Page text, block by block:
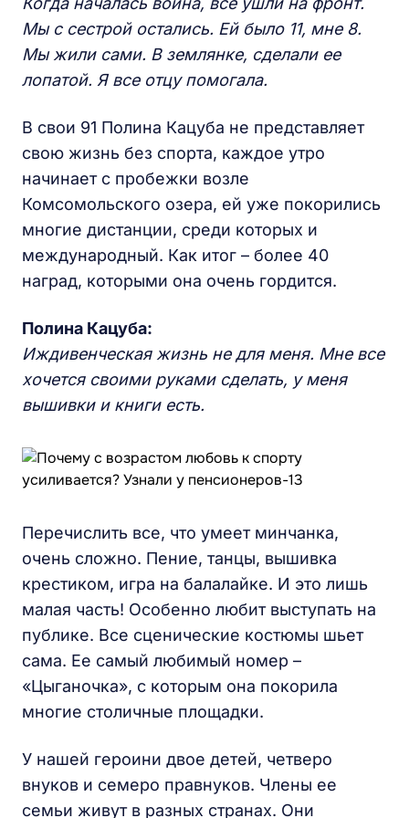
Мы с сестрой остались. Ей было 11, мне 8.
Мы жили сами. В землянке, сделали ее
лопатой. Я все отцу помогала.
В свои 91 Полина Кацуба не представляет
свою жизнь без спорта, каждое утро
начинает с пробежки возле
Комсомольского озера, ей уже покорились
многие дистанции, среди которых и
международный. Как итог – более 40
наград, которыми она очень гордится.
Полина Кацуба:
Иждивенческая жизнь не для меня. Мне все
хочется своими руками сделать, у меня
вышивки и книги есть.
Перечислить все, что умеет минчанка,
очень сложно. Пение, танцы, вышивка
крестиком, игра на балалайке. И это лишь
малая часть! Особенно любит выступать на
публике. Все сценические костюмы шьет
сама. Ее самый любимый номер –
«Цыганочка», с которым она покорила
многие столичные площадки.
У нашей героини двое детей, четверо
внуков и семеро правнуков. Члены ее
семьи живут в разных странах. Они